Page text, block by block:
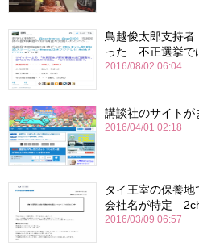
鳥越俊太郎支持
った 不正選挙
2016/08/02 06:04
講談社のサイトが
2016/04/01 02:18
タイ王室の保養
会社名が特定
2016/03/09 06:57